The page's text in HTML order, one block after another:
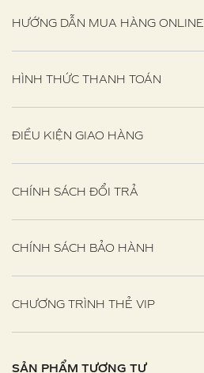
HƯỚNG DẪN MUA HÀNG ONLINE
HÌNH THỨC THANH TOÁN
ĐIỀU KIỆN GIAO HÀNG
CHÍNH SÁCH ĐỔI TRẢ
CHÍNH SÁCH BẢO HÀNH
CHƯƠNG TRÌNH THẺ VIP
SẢN PHẨM TƯƠNG TỰ